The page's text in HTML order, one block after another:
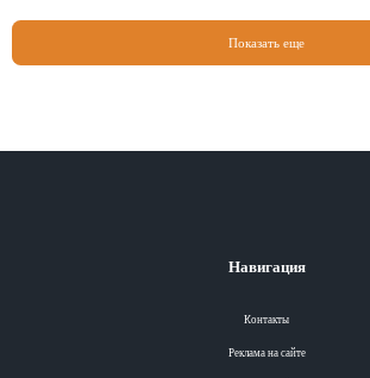
Показать еще
Навигация
Контакты
Реклама на сайте